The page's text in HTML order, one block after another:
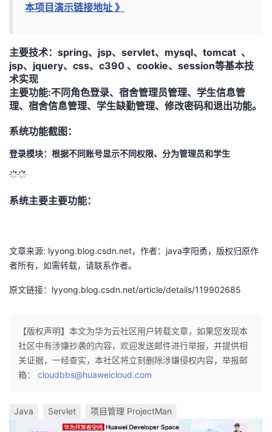
发
者
我
的
客
我
论
的
子
我
直
的
我
注
开
发
者
学
我
课
程
的
认
我
的
验
我
收
藏
的
Programs
我
的
支
持
的
术
我
云
议
本项目演示链接地址 》
主要技术：spring、jsp、servlet、mysql、tomcat 、
jsp、jquery、css、c390 、cookie、session等基本技
术实现
主要功能:不同角色登录、宿舍管理员管理、学生信息管
理、宿舍信息管理、学生缺勤管理、修改密码和退出功能。
系统功能截图：
登录模块：根据不同账号显示不同权限、分为管理员和学生
系统主要主要功能：
文章来源: lyyong.blog.csdn.net，作者：java李阳勇，版权归原作
者所有，如需转载，请联系作者。
原文链接：lyyong.blog.csdn.net/article/details/119902685
【版权声明】本文为华为云社区用户转载文章，如果您发现本
社区中有涉嫌抄袭的内容，欢迎发送邮件进行举报，并提供相
关证据，一经查实，本社区将立刻删除涉嫌侵权内容，举报邮
箱： cloudbbs@huaweicloud.com
Java Servlet 项目管理 ProjectMan